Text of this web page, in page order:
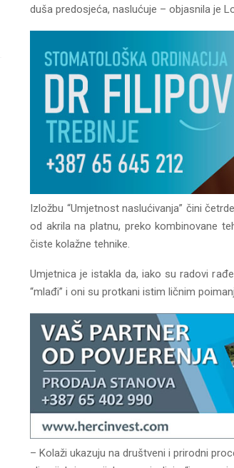
duša predosjeća, naslućuje – objasnila je
Izložbu “Umjetnost naslućivanja” čini
od akrila na platnu, preko kombinovane
čiste kolažne tehnike.
Umjetnica je istakla da, iako su radovi
“mlađi” i oni su protkani istim ličnim
– Kolaži ukazuju na društveni i prirodni